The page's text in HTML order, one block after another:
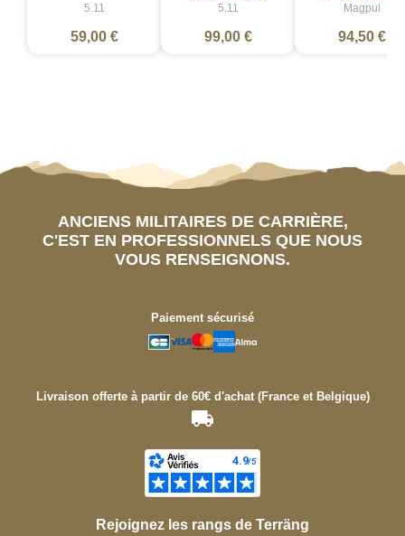
5.11
59,00 €
5.11
99,00 €
Magpul
94,50 €
ANCIENS MILITAIRES DE CARRIÈRE,
C'EST EN PROFESSIONNELS QUE NOUS
VOUS RENSEIGNONS.
Paiement sécurisé
Livraison offerte à partir de 60€ d'achat (France et Belgique)
Rejoignez les rangs de Terräng